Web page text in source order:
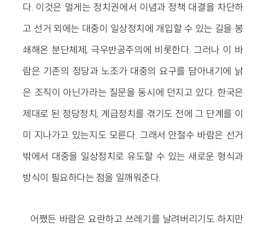
다. 이것은 멀게는 정치권에서 이념과 정책 대결을 차단하
고 선거 외에는 대중이 일상정치에 개입할 수 있는 길을 봉
쇄해온 분단체제, 극우반공주의에 비롯한다. 그러나 이 바
람은 기존의 정당과 노조가 대중의 요구를 담아내기에 낡
은 조직이 아닌가라는 질문을 동시에 던지고 있다. 한국은
제대로 된 정당정치, 계급정치를 겪기도 전에 그 단계를 이
미 지나가고 있는지도 모른다. 그래서 안철수 바람은 선거
밖에서 대중을 일상정치로 유도할 수 있는 새로운 형식과
방식이 필요하다는 점을 일깨워준다.
어쨌든 바람은 요란하고 쓰레기를 날려버리기도 하지만